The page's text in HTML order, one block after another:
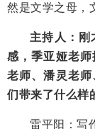
然是文学之母，
主持人：刚
感，季亚娅老
老师、潘灵老
们带来了什么样
雷平阳：写